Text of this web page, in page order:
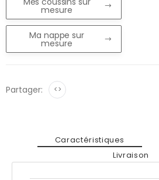
mesure
Ma nappe sur
mesure
Partager: <>
Caractéristiques
Livraison